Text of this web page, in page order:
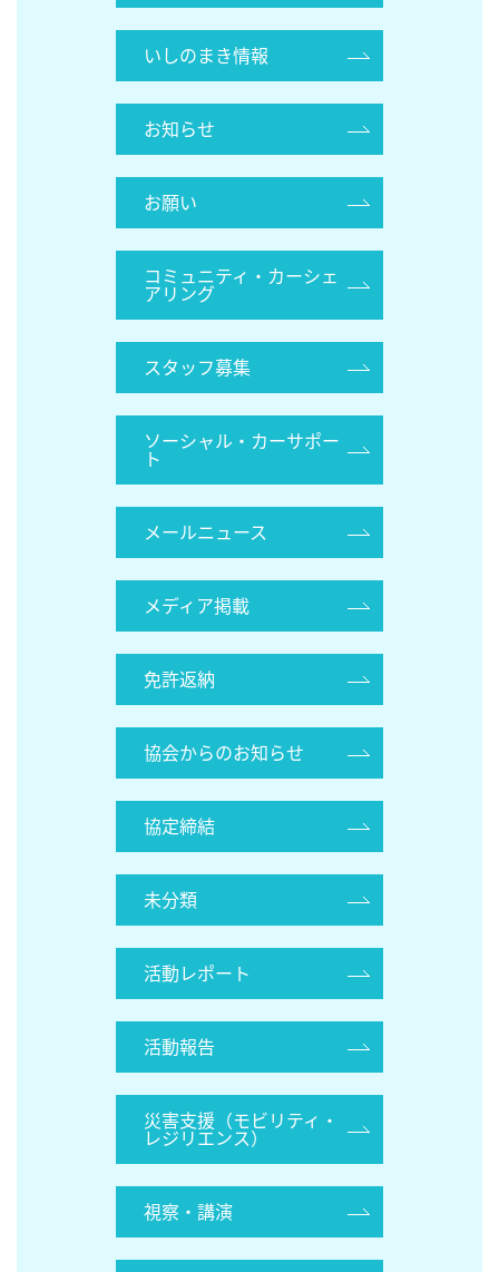
いしのまき情報
お知らせ
お願い
コミュニティ・カーシェ
アリング
スタッフ募集
ソーシャル・カーサポー
ト
メールニュース
メディア掲載
免許返納
協会からのお知らせ
協定締結
未分類
活動レポート
活動報告
災害支援（モビリティ・
レジリエンス）
視察・講演